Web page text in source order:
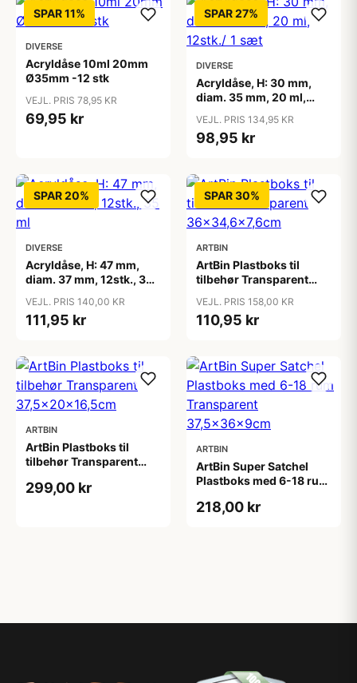
SPAR 11%
DIVERSE
Acryldåse 10ml 20mm
Ø35mm -12 stk
VEJL. PRIS 78,95 KR
69,95 kr
SPAR 27%
DIVERSE
Acryldåse, H: 30 mm,
diam. 35 mm, 20 ml,
VEJL. PRIS 134,95 KR
98,95 kr
SPAR 20%
DIVERSE
Acryldåse, H: 47 mm,
diam. 37 mm, 12stk., 35
VEJL. PRIS 140,00 KR
111,95 kr
SPAR 30%
ARTBIN
ArtBin Plastboks til
tilbehør Transparent
VEJL. PRIS 158,00 KR
110,95 kr
ARTBIN
ArtBin Plastboks til
tilbehør Transparent
299,00 kr
ARTBIN
ArtBin Super Satchel
Plastboks med 6-18 rum
37,5x36x9cm
218,00 kr